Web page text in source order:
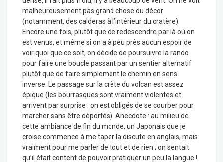
malheureusement pas grand chose du décor
(notamment, des calderas à l’intérieur du cratère).
Encore une fois, plutôt que de redescendre par là où on
est venus, et même si on a à peu près aucun espoir de
voir quoi que ce soit, on décide de poursuivre la rando
pour faire une boucle passant par un sentier alternatif
plutôt que de faire simplement le chemin en sens
inverse. Le passage sur la crête du volcan est assez
épique (les bourrasques sont vraiment violentes et
arrivent par surprise : on est obligés de se courber pour
marcher sans être déportés). Anecdote : au milieu de
cette ambiance de fin du monde, un Japonais que je
croise commence à me taper la discute en anglais, mais
vraiment pour me parler de tout et de rien ; on sentait
qu’il était content de pouvoir pratiquer un peu la langue !